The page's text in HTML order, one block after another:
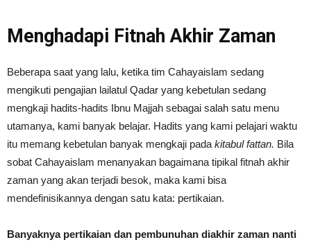
Menghadapi Fitnah Akhir Zaman
Beberapa saat yang lalu, ketika tim Cahayaislam sedang
mengikuti pengajian lailatul Qadar yang kebetulan sedang
mengkaji hadits-hadits Ibnu Majjah sebagai salah satu menu
utamanya, kami banyak belajar. Hadits yang kami pelajari waktu
itu memang kebetulan banyak mengkaji pada kitabul fattan. Bila
sobat Cahayaislam menanyakan bagaimana tipikal fitnah akhir
zaman yang akan terjadi besok, maka kami bisa
mendefinisikannya dengan satu kata: pertikaian.
Banyaknya pertikaian dan pembunuhan diakhir zaman nanti